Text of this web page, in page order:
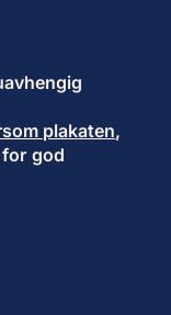
plakaten,
god